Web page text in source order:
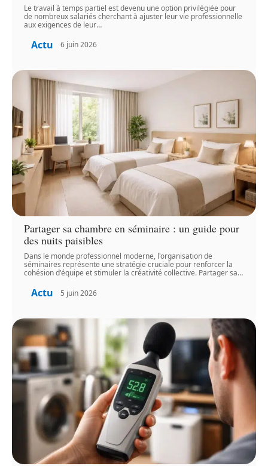
Le travail à temps partiel est devenu une option privilégiée pour
de nombreux salariés cherchant à ajuster leur vie professionnelle
aux exigences de leur…
Actu 6 juin 2026
Partager sa chambre en séminaire : un guide pour
des nuits paisibles
Dans le monde professionnel moderne, l'organisation de
séminaires représente une stratégie cruciale pour renforcer la
cohésion d'équipe et stimuler la créativité collective. Partager sa…
Actu 5 juin 2026